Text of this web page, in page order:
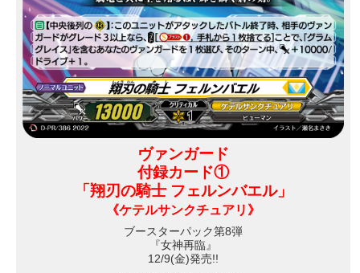
ヴァンガード
付録カード①
「翔刃の騎士 フェルンバエル」
《ケテルサンクチュアリ》
ブースターパック第8弾
『女神再臨』
12/9(金)発売!!